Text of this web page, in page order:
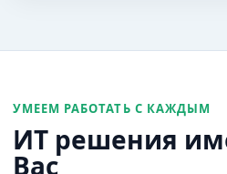
УМЕЕМ РАБОТАТЬ С КАЖДЫМ
ИТ решения
Вас